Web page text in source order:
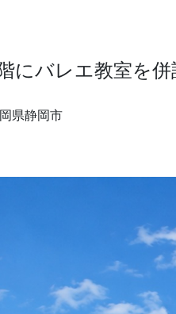
にバレエ教室を
県静岡市